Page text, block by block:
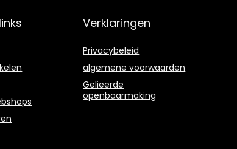
Verklaringen
Privacybeleid
algemene voorwaarden
Gelieerde
openbaarmaking